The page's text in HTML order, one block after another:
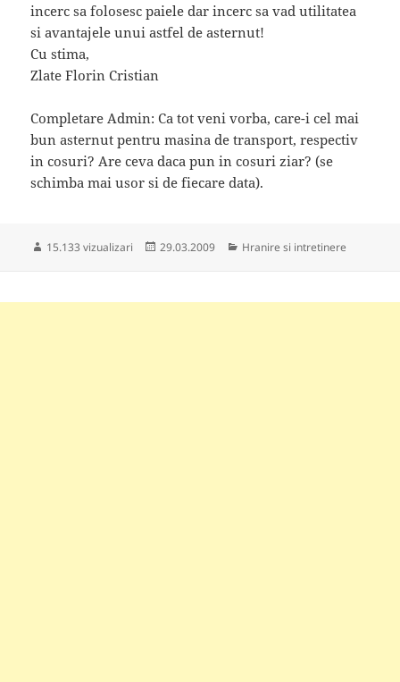
incerc sa folosesc paiele dar incerc sa vad utilitatea
si avantajele unui astfel de asternut!
Cu stima,
Zlate Florin Cristian
Completare Admin: Ca tot veni vorba, care-i cel mai
bun asternut pentru masina de transport, respectiv
in cosuri? Are ceva daca pun in cosuri ziar? (se
schimba mai usor si de fiecare data).
15.133 vizualizari
Publicat
29.03.2009 Categorii
Hranire si intretinere